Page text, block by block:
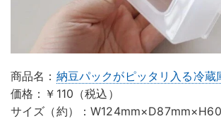
商品名： 納豆パックがピッタリ入る冷蔵
価格：￥110（税込）
サイズ（約）：